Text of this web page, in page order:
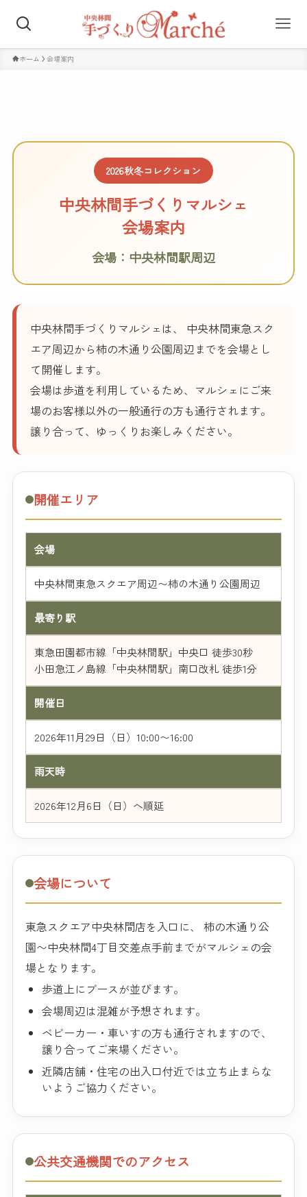
ホーム 会場案内
2026秋冬コレクション
中央林間手づくりマルシェ
会場案内
会場：中央林間駅周辺
中央林間手づくりマルシェは、 中央林間東急スク
エア周辺から柿の木通り公園周辺までを会場とし
て開催します。
会場は歩道を利用しているため、マルシェにご来
場のお客様以外の一般通行の方も通行されます。
譲り合って、ゆっくりお楽しみください。
開催エリア
会場
中央林間東急スクエア周辺〜柿の木通り公園周辺
最寄り駅
東急田園都市線「中央林間駅」中央口 徒歩30秒
小田急江ノ島線「中央林間駅」南口改札 徒歩1分
開催日
2026年11月29日（日）10:00〜16:00
雨天時
2026年12月6日（日）へ順延
会場について
東急スクエア中央林間店を入口に、 柿の木通り公
園〜中央林間4丁目交差点手前までがマルシェの会
場となります。
歩道上にブースが並びます。
会場周辺は混雑が予想されます。
ベビーカー・車いすの方も通行されますので、
譲り合ってご来場ください。
近隣店舗・住宅の出入口付近では立ち止まらな
いようご協力ください。
公共交通機関でのアクセス